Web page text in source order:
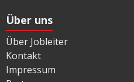
Über uns
Über Jobleiter
Kontakt
Impressum